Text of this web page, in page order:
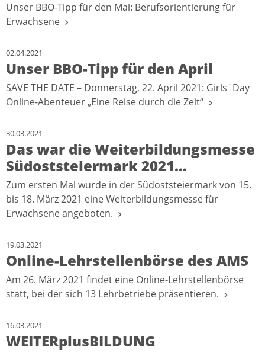
Unser BBO-Tipp für den Mai: Berufsorientierung für
Erwachsene
02.04.2021
Unser BBO-Tipp für den April
SAVE THE DATE – Donnerstag, 22. April 2021: Girls´Day
Online-Abenteuer „Eine Reise durch die Zeit“
30.03.2021
Das war die Weiterbildungsmesse
Südoststeiermark 2021…
Zum ersten Mal wurde in der Südoststeiermark von 15.
bis 18. März 2021 eine Weiterbildungsmesse für
Erwachsene angeboten.
19.03.2021
Online-Lehrstellenbörse des AMS
Am 26. März 2021 findet eine Online-Lehrstellenbörse
statt, bei der sich 13 Lehrbetriebe präsentieren.
16.03.2021
WEITERplusBILDUNG